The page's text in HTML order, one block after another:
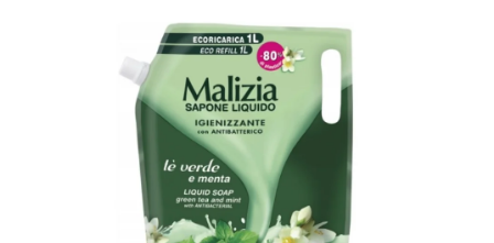
ČISTENIE DOMÁCNOSTI
PAPIEROVÁ HYGIENA A UTIERKY
KOZMETIKA-OSOBNÁ STAROSTLIVOSŤ